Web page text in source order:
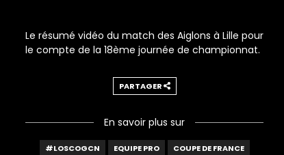
Le résumé vidéo du match des Aiglons à Lille pour
le compte de la 18ème journée de championnat.
PARTAGER
En savoir plus sur
#LOSCOGCN EQUIPE PRO COUPE DE FRANCE